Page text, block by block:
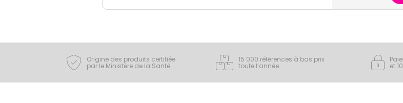
Origine des produits certifiée
par le Ministère de la Santé
15 000 références à bas prix
toute l’année et